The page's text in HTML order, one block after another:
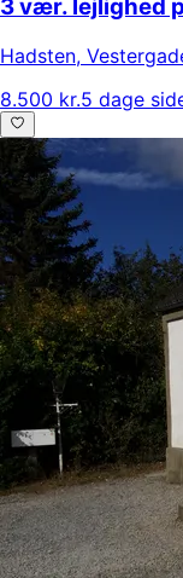
3 vær. lejlighed
Hadsten,
8.500 kr.5 dage